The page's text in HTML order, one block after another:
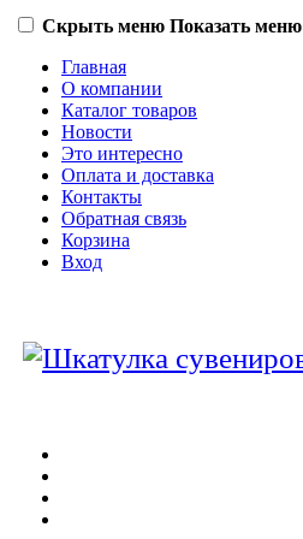
Скрыть меню Показать меню
Главная
О компании
Каталог товаров
Новости
Это интересно
Оплата и доставка
Контакты
Обратная связь
Корзина
Вход